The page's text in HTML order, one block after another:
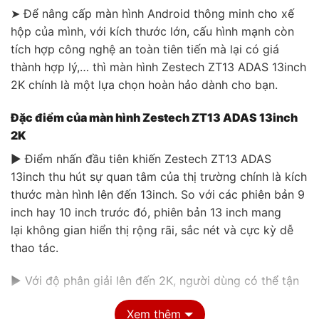
➤ Để nâng cấp màn hình Android thông minh cho xế
hộp của mình, với kích thước lớn, cấu hình mạnh còn
tích hợp công nghệ an toàn tiên tiến mà lại có giá
thành hợp lý,… thì màn hình Zestech ZT13 ADAS 13inch
2K chính là một lựa chọn hoàn hảo dành cho bạn.
Đặc điểm của màn hình Zestech ZT13 ADAS 13inch
2K
▶ Điểm nhấn đầu tiên khiến Zestech ZT13 ADAS
13inch thu hút sự quan tâm của thị trường chính là kích
thước màn hình lên đến 13inch. So với các phiên bản 9
inch hay 10 inch trước đó, phiên bản 13 inch mang
lại không gian hiển thị rộng rãi, sắc nét và cực kỳ dễ
thao tác.
▶ Với độ phân giải lên đến 2K, người dùng có thể tận
hưởng hình ảnh chi tiết vượt trội, hỗ trợ tối đa trong
việc quan sát bản đồ, camera, các ứng dụng giải trí
Xem thêm